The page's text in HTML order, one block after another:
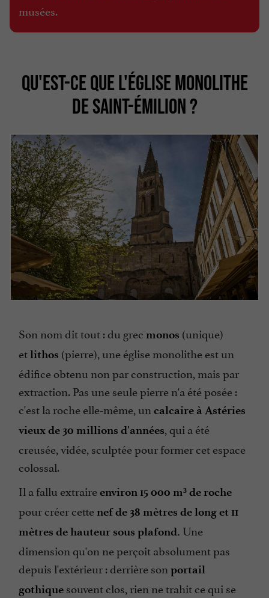
musées.
QU'EST-CE QUE L'ÉGLISE MONOLITHE
DE SAINT-ÉMILION ?
Son nom dit tout : du grec monos (unique)
etlithos (pierre), une église monolithe est un
édifice obtenu non par construction, mais par
extraction. Pas une seule pierre n'a été posée :
c'est la roche elle-même, un calcaire à Astéries
vieux de 30 millions d'années, qui a été
creusée, vidée, sculptée pour former cet espace
colossal.
Il a fallu extraireenviron 15 000 m³ de roche
pour créer cette nef de 38 mètres de long et 11
mètres de hauteur sous plafond. Une
dimension qu'on ne perçoit absolument pas
depuis l'extérieur : derrière son portail
gothique souvent clos, rien ne trahit ce qui se